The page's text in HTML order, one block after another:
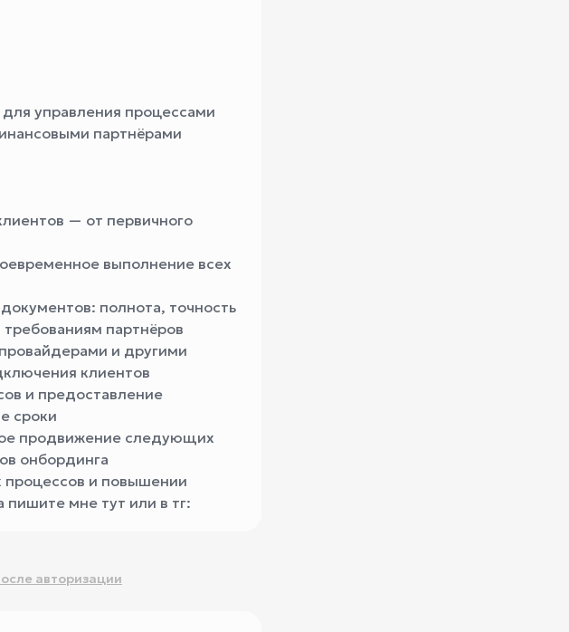
управления процессами
партнёрами
— от первичного
выполнение всех
полнота, точность
партнёров
и другими
клиентов
и предоставление
сроки
продвижение следующих
онбординга
процессов и повышении
мне тут или в тг:
авторизации